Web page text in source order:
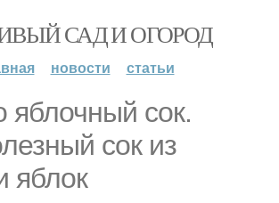
САД И ОГОРОД
новости статьи
яблочный сок.
сок из
яблок